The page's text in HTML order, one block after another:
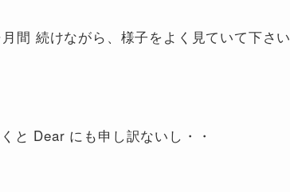
間 続けながら、様子をよく見ていて下さい
と Dear にも申し訳ないし・・